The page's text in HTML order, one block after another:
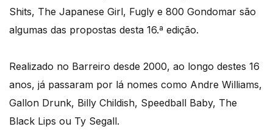
Shits, The Japanese Girl, Fugly e 800 Gondomar são
algumas das propostas desta 16.ª edição.
Realizado no Barreiro desde 2000, ao longo destes 16
anos, já passaram por lá nomes como Andre Williams,
Gallon Drunk, Billy Childish, Speedball Baby, The
Black Lips ou Ty Segall.